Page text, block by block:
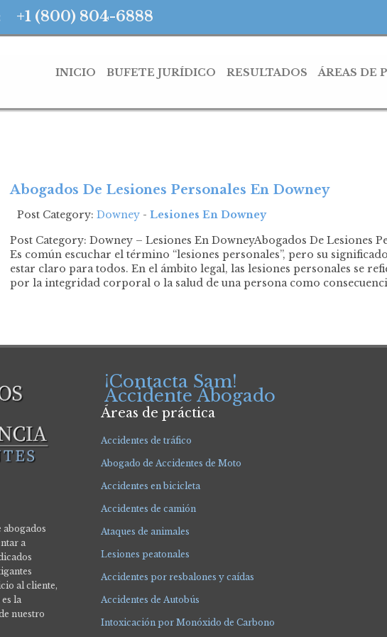
+1 (800) 804-6888
INICIO BUFETE JURÍDICO RESULTADOS ÁREAS DE
Abogados De Lesiones Personales En Downey
Post Category: Downey - Lesiones En Downey
Post Category: Downey – Lesiones En DowneyAbogados De Lesiones
Es común escuchar el término “lesiones personales”, pero su
estar claro para todos. En el ámbito legal, las lesiones personales se
por la integridad corporal o la salud de una persona como
abogados
a
al cliente,
la
nuestro
¡Contacta Sam!
Accidente Abogado
Áreas de práctica
Accidentes de tráfico
Abogado de Accidentes de Moto
Accidentes en bicicleta
Accidentes de camión
Ataques de animales
Lesiones peatonales
Accidentes por resbalones y caídas
Accidentes de Autobús
Intoxicación por Monóxido de Carbono